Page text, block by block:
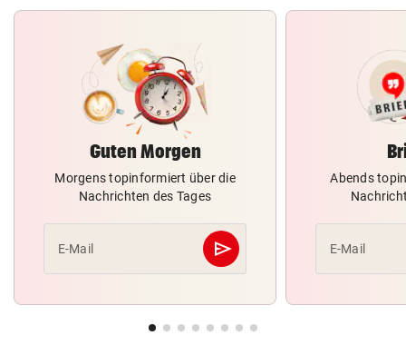
Guten Morgen
Morgens topinformiert über die
Nachrichten des Tages
E-Mail send
Abschicken
Abends
E-Mail